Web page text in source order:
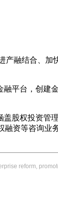
产融结合、加
平台，创建
股权投资管
融资等咨询业
reform,